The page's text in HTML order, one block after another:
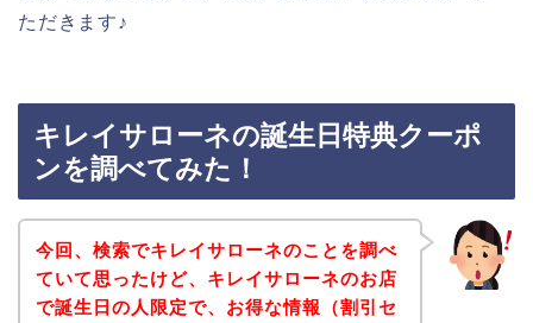
ただきます♪
キレイサローネの誕生日特典クーポ
ンを調べてみた！
今回、検索でキレイサローネのことを調べ
ていて思ったけど、キレイサローネのお店
で誕生日の人限定で、お得な情報（割引セ